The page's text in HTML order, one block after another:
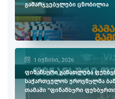
გამარჯვებულები ცნობილია
1 ივნისი, 2026
ფინანსური განათლება
საქართველოს ეროვნულმა
თამაში "ფინანსური